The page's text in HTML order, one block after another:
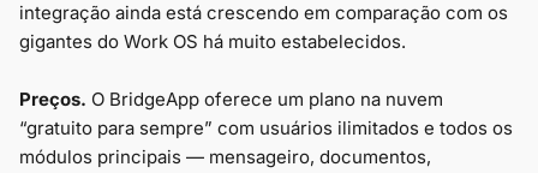
integração ainda está crescendo em comparação com os
gigantes do Work OS há muito estabelecidos.
Preços. O BridgeApp oferece um plano na nuvem
“gratuito para sempre” com usuários ilimitados e todos os
módulos principais — mensageiro, documentos,